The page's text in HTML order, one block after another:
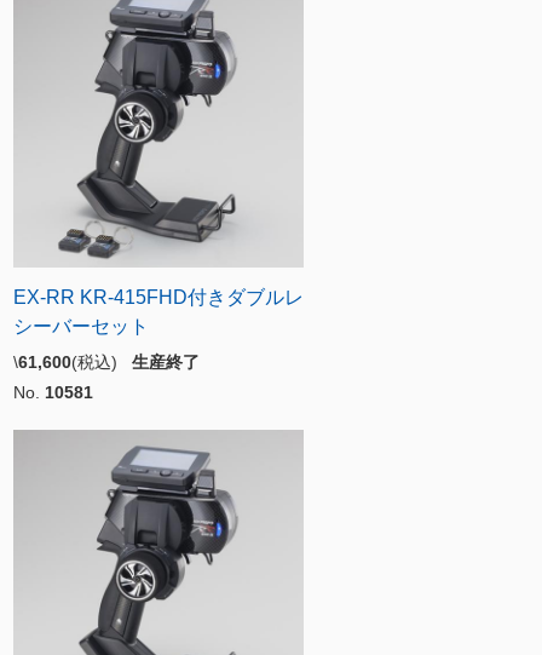
EX-RR KR-415FHD付きダブルレ
シーバーセット
\61,600(税込) 生産終了
No. 10581